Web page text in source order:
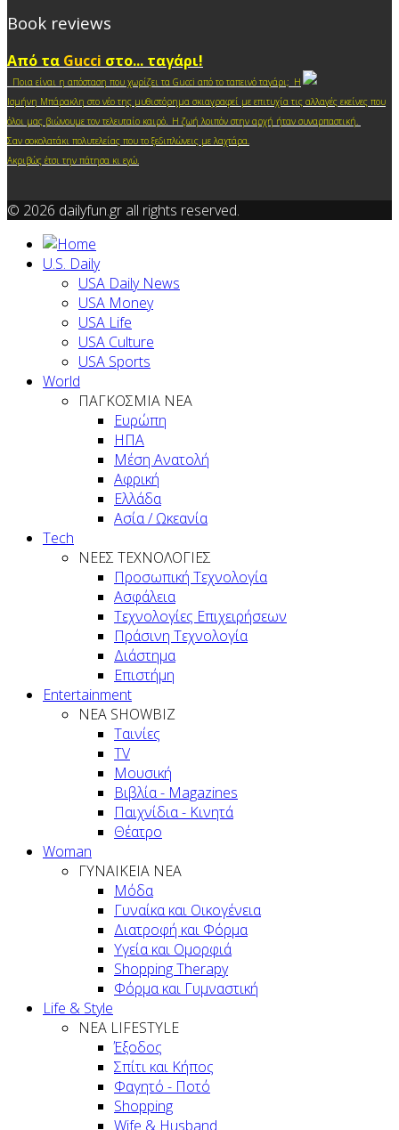
Book reviews
Από τα Gucci στο... ταγάρι!
Ποια είναι η απόσταση που χωρίζει τα Gucci από το ταπεινό ταγάρι; Η
Ισμήνη Μπάρακλη στο νέο της μυθιστόρημα σκιαγραφεί με επιτυχία τις αλλαγές εκείνες που
όλοι μας βιώνουμε τον τελευταίο καιρό. Η ζωή λοιπόν στην αρχή ήταν συναρπαστική.
Σαν σοκολατάκι πολυτελείας που το ξεδιπλώνεις με λαχτάρα.
Ακριβώς έτσι την πάτησα κι εγώ.
© 2026 dailyfun.gr all rights reserved.
U.S. Daily
USA Daily News
USA Money
USA Life
USA Culture
USA Sports
World
ΠΑΓΚΟΣΜΙΑ ΝΕΑ
Ευρώπη
ΗΠΑ
Μέση Ανατολή
Αφρική
Ελλάδα
Ασία / Ωκεανία
Tech
ΝΕΕΣ ΤΕΧΝΟΛΟΓΙΕΣ
Προσωπική Τεχνολογία
Ασφάλεια
Τεχνολογίες Επιχειρήσεων
Πράσινη Τεχνολογία
Διάστημα
Επιστήμη
Entertainment
ΝΕΑ SHOWBIZ
Ταινίες
TV
Μουσική
Βιβλία - Magazines
Παιχνίδια - Κινητά
Θέατρο
Woman
ΓΥΝΑΙΚΕΙΑ ΝΕΑ
Μόδα
Γυναίκα και Οικογένεια
Διατροφή και Φόρμα
Υγεία και Ομορφιά
Shopping Therapy
Φόρμα και Γυμναστική
Life & Style
ΝΕΑ LIFESTYLE
Έξοδος
Σπίτι και Κήπος
Φαγητό - Ποτό
Shopping
Wife & Husband